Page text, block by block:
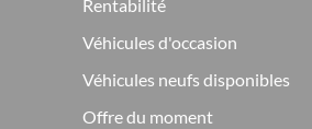
rentabilité
véhicules d'occasion
véhicules neufs disponibles
offre du moment